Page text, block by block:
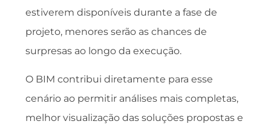
estiverem disponíveis durante a fase de
projeto, menores serão as chances de
surpresas ao longo da execução.
O BIM contribui diretamente para esse
cenário ao permitir análises mais completas,
melhor visualização das soluções propostas e